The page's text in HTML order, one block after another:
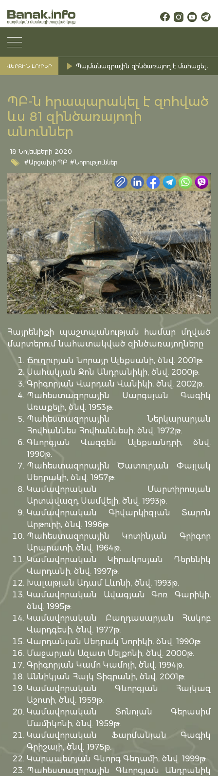
ՎԵՐՋԻՆ ԼՈՒՐԵՐ Պայմանագրային զինծառայող է մահացել․
ՊԲ-ն հրապարակել է զոհված
ևս 81 զինծառայողի
անուններ
18 Նոյեմբերի 2020
#Արցախի ՊԲ #Նորություններ
Հայրենիքի պաշտպանության համար մղված
մարտերում նահատակված զինծառայողները
Ճուղուրյան Նորայր Ալեքսանի, ծնվ. 2001թ.
Սահակյան Ջոն Անդրանիկի, ծնվ. 2000թ.
Գրիգորյան Վարդան Վանիկի, ծնվ. 2002թ.
Պահեստազորային Սարգսյան Գագիկ
Առաքելի, ծնվ. 1953թ.
Պահեստազորային Ներկարարյան
Հովհաննես Հովհաննեսի, ծնվ. 1972թ.
Գևորգյան Վազգեն Ալեքսանդրի, ծնվ.
1990թ.
Պահեստազորային Ծատուրյան Փայլակ
Սեդրակի, ծնվ. 1957թ.
Կամավորական Մարտիրոսյան
Արտավազդ Սամվելի, ծնվ. 1993թ.
Կամավորական Գիվարկիզյան Տարոն
Արթուրի, ծնվ. 1996թ.
Պահեստազորային Կոտինյան Գրիգոր
Արարատի, ծնվ. 1964թ.
Կամավորական Կիրակոսյան Դերենիկ
Վարդանի, ծնվ. 1997թ.
Խալաթյան Ադամ Լևոնի, ծնվ. 1993թ.
Կամավորական Ավագյան Գոռ Գարիկի,
ծնվ. 1995թ.
Կամավորական Բաղդասարյան Հակոբ
Վարդգեսի, ծնվ. 1977թ.
Վարդանյան Սեդրակ Նորիկի, ծնվ. 1990թ.
Մաջարյան Ազատ Մելքոնի, ծնվ. 2000թ.
Գրիգորյան Կամո Կամոյի, ծնվ. 1994թ.
Աննիկյան Հայկ Տիգրանի, ծնվ. 2001թ.
Կամավորական Գևորգյան Հայկազ
Աշոտի, ծնվ. 1959թ.
Կամավորական Տոնոյան Գերասիմ
Մամիկոնի, ծնվ. 1959թ.
Կամավորական Ֆարմանյան Գագիկ
Գրիշայի, ծնվ. 1975թ.
Կարապետյան Գևորգ Գեղամի, ծնվ. 1999թ.
Պահեստազորային Գևորգյան Անդրանիկ